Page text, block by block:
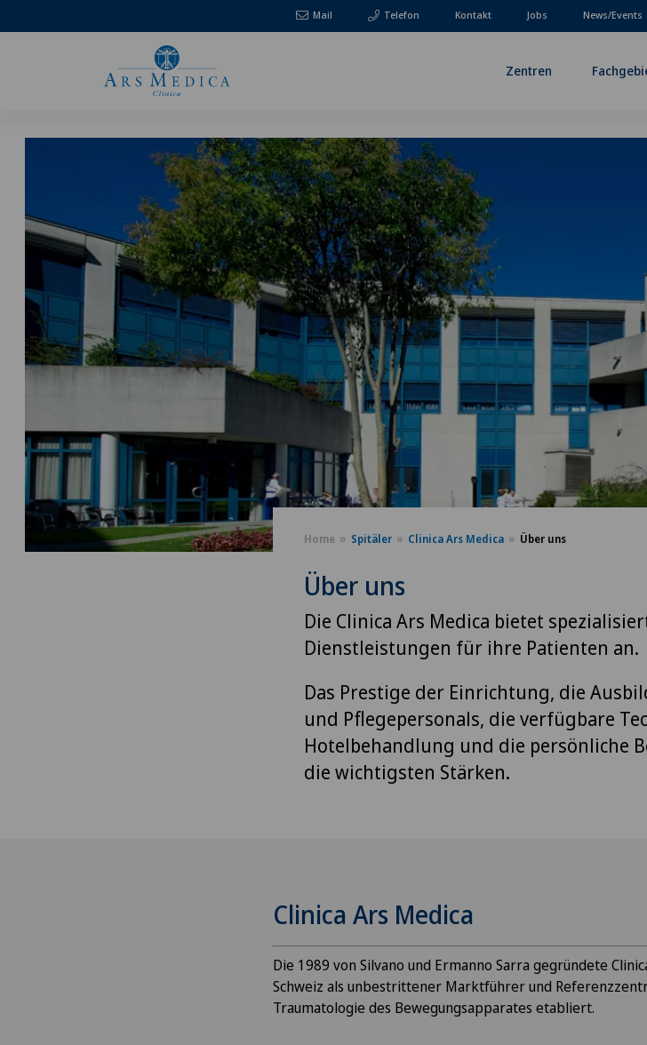
Mail Telefon Kontakt Jobs News/Events
Zentren
Home Spitäler Clinica Ars Medica Über uns
Über uns
Die Clinica Ars Medica bietet
Dienstleistungen für ihre Patienten an.
Das Prestige der Einrichtung, die
und Pflegepersonals, die verfügbare
Hotelbehandlung und die persönliche
die wichtigsten Stärken.
Clinica Ars Medica
Die 1989 von Silvano und Ermanno Sarra gegründete
Schweiz als unbestrittener Marktführer und
Traumatologie des Bewegungsapparates etabliert.